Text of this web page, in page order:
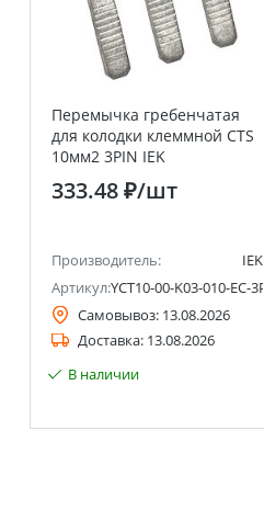
Перемычка гребенчатая
для колодки клеммной CTS
10мм2 3PIN IEK
333.48 ₽/шт
Производитель:
IEK
Артикул:YCT10-00-K03-010-EC-3P
Самовывоз: 13.08.2026
Доставка: 13.08.2026
В наличии